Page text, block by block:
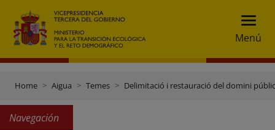
Menú
Home Aigua Temes Delimitació i restauració del domini
Navegación